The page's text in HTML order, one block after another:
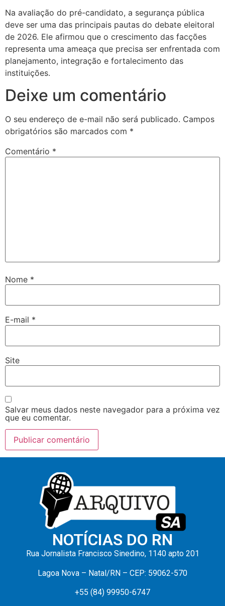
Na avaliação do pré-candidato, a segurança pública
deve ser uma das principais pautas do debate eleitoral
de 2026. Ele afirmou que o crescimento das facções
representa uma ameaça que precisa ser enfrentada com
planejamento, integração e fortalecimento das
instituições.
Deixe um comentário
O seu endereço de e-mail não será publicado. Campos
obrigatórios são marcados com *
Comentário *
Nome *
E-mail *
Site
Salvar meus dados neste navegador para a próxima vez
que eu comentar.
NOTÍCIAS DO RN
Rua Jornalista Francisco Sinedino, 1140 apto 201
Lagoa Nova – Natal/RN – CEP: 59062-570
+55 (84) 99950-6747